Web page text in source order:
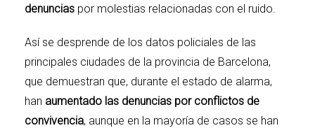
denuncias por molestias relacionadas con el ruido.
Así se desprende de los datos policiales de las
principales ciudades de la provincia de Barcelona,
que demuestran que, durante el estado de alarma,
han aumentado las denuncias por conflictos de
convivencia, aunque en la mayoría de casos se han